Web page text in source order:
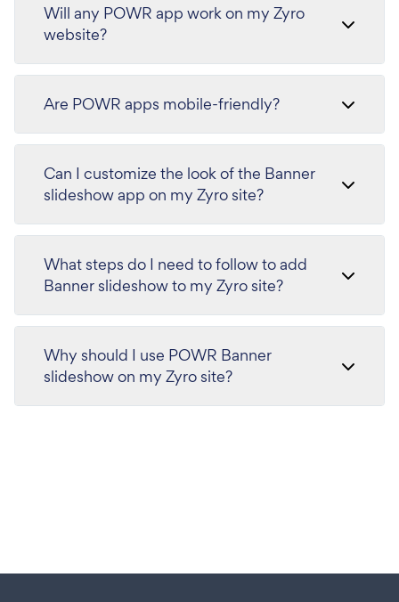
Will any POWR app work on my Zyro
website?
Are POWR apps mobile-friendly?
Can I customize the look of the Banner
slideshow app on my Zyro site?
What steps do I need to follow to add
Banner slideshow to my Zyro site?
Why should I use POWR Banner
slideshow on my Zyro site?